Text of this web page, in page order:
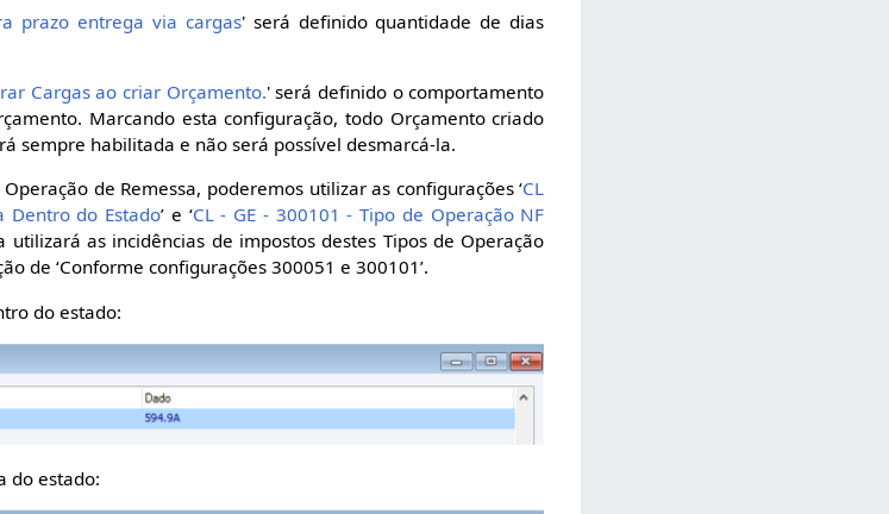
prazo entrega via cargas' será definido quantidade de dias
Cargas ao criar Orçamento.' será definido o comportamento
Marcando esta configuração, todo Orçamento criado
sempre habilitada e não será possível desmarcá-la.
de Remessa, poderemos utilizar as configurações ‘CL
Dentro do Estado’ e ‘CL - GE - 300101 - Tipo de Operação NF
utilizará as incidências de impostos destes Tipos de Operação
de ‘Conforme configurações 300051 e 300101’.
do estado:
do estado: